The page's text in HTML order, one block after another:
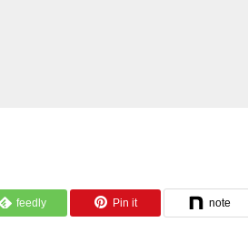
feedly Pin it note